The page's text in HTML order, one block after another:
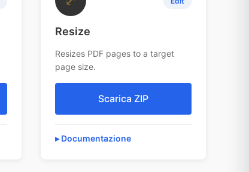
Resize
Resizes PDF pages to a target
page size.
Scarica ZIP
Documentazione